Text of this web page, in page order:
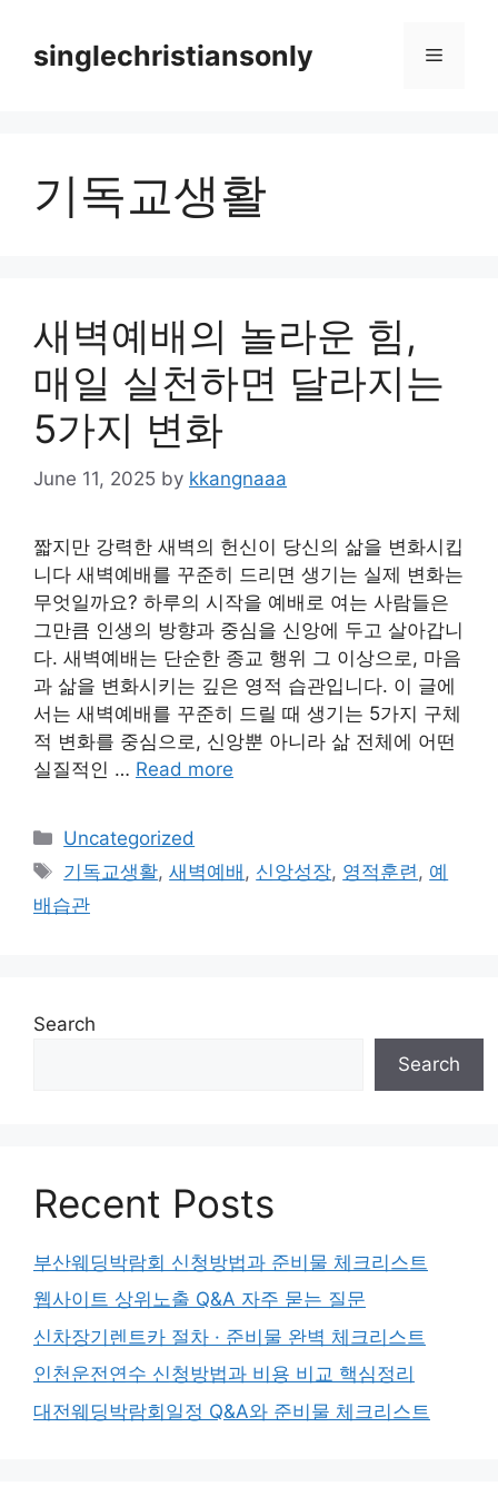
contentsinglechristiansonly Menu
기독교생활
새벽예배의 놀라운 힘,
매일 실천하면 달라지는
5가지 변화
June 11, 2025 by kkangnaaa
짧지만 강력한 새벽의 헌신이 당신의 삶을 변화시킵
니다 새벽예배를 꾸준히 드리면 생기는 실제 변화는
무엇일까요? 하루의 시작을 예배로 여는 사람들은
그만큼 인생의 방향과 중심을 신앙에 두고 살아갑니
다. 새벽예배는 단순한 종교 행위 그 이상으로, 마음
과 삶을 변화시키는 깊은 영적 습관입니다. 이 글에
서는 새벽예배를 꾸준히 드릴 때 생기는 5가지 구체
적 변화를 중심으로, 신앙뿐 아니라 삶 전체에 어떤
실질적인 … Read more
Categories
Uncategorized
Tags
기독교생활,새벽예배 , 신앙성장, 영적훈련 , 예
배습관
Search
Search
Recent Posts
부산웨딩박람회 신청방법과 준비물 체크리스트
웹사이트 상위노출 Q&A 자주 묻는 질문
신차장기렌트카 절차 · 준비물 완벽 체크리스트
인천운전연수 신청방법과 비용 비교 핵심정리
대전웨딩박람회일정 Q&A와 준비물 체크리스트